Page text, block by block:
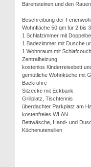
Bärensteinen und den
Beschreibung der
Wohnfläche 50 qm für 2 bis
1 Schlafzimmer mit
1 Badezimmer mit Dusche
1 Wohnraum mit
Zentralheizung
kostenlos Kinderreisebett
gemütliche Wohnküche mit
Backröhre
Sitzecke mit Eckbank
Grillplatz, Tischtennis
überdachter Parkplatz am
kostenfreies WLAN
Bettwäsche, Hand- und
Küchenutensilien